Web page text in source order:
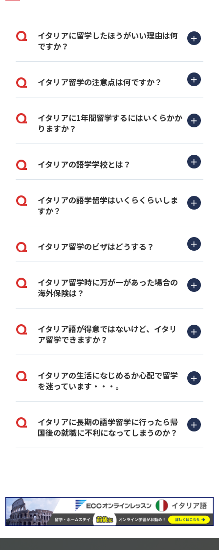
イタリアに留学したほうがいい理由は何
ですか？
イタリア留学の注意点は何ですか？
イタリアに1年間留学するにはいくらかか
りますか？
イタリアの語学学校とは？
イタリアの語学留学はいくらくらいしま
すか？
イタリア留学のビザはどうする？
イタリア留学時に万が一があった場合の
海外保険は？
イタリア語が得意ではないけど、イタリ
ア留学できますか？
イタリアの生活になじめるか心配で留学
を迷っています・・・。
イタリアに長期の語学留学に行ったら帰
国後の就職に不利になってしまうのか？